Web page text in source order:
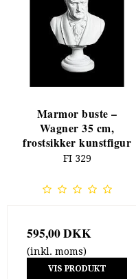
Marmor buste –
Wagner 35 cm,
frostsikker kunstfigur
FI 329
595,00 DKK
(inkl. moms)
VIS PRODUKT